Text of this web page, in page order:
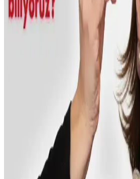
WOU World of Unique 2'li Ton
Aydınlatıcı Güneş Kremi
WOU World of Unique 2'li güneş kremi,
eşitleme ve aydınlatıcı etkileriyle cilt
dayanıklıdır ve doğal görünüm sağlar.
Sabah Nemlendirmede Günlük
Katmanlama Yöntemlerinin
Sabah cilt bakımında sheet mask ve toner
nemlendirme açısından farklı avantajlar
yoğun nem sağlarken, toner katmanlama
Phytoflora Masaj Başlıklı
Jeli İncelemesi ve Kullanım